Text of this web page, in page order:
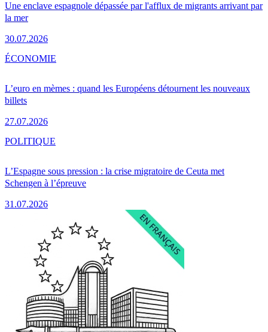
Une enclave espagnole dépassée par l'afflux de migrants arrivant par
la mer
30.07.2026
L’euro en mèmes : quand les Européens détournent les nouveaux
billets
27.07.2026
ÉCONOMIE
L’Espagne sous pression : la crise migratoire de Ceuta met
Schengen à l’épreuve
31.07.2026
POLITIQUE